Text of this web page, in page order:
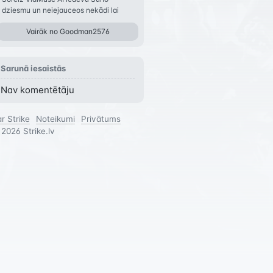
dziesmu un neiejauceos nekādi lai
Vairāk no Goodman2576
Sarunā iesaistās
Nav komentētāju
Strike Noteikumi
Privātums
2026 Strike.lv